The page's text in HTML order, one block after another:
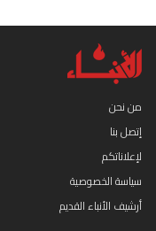
من نحن
إتصل بنا
لإعلاناتكم
سياسة الخصوصية
أرشيف الأنباء القديم